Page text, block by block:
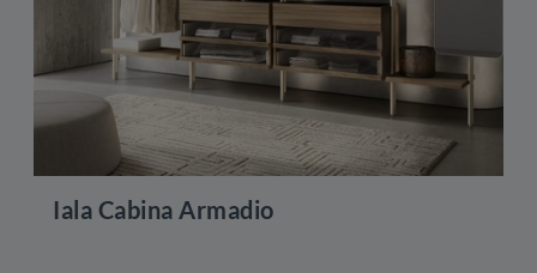
Iala Cabina Armadio